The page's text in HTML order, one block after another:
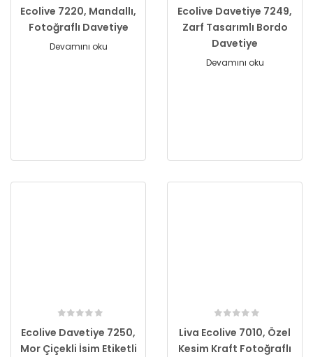
Ecolive 7220, Mandallı,
Fotoğraflı Davetiye
Devamını oku
Ecolive Davetiye 7249,
Zarf Tasarımlı Bordo
Davetiye
Devamını oku
Ecolive Davetiye 7250,
Mor Çiçekli İsim Etiketli
Liva Ecolive 7010, Özel
Kesim Kraft Fotoğraflı